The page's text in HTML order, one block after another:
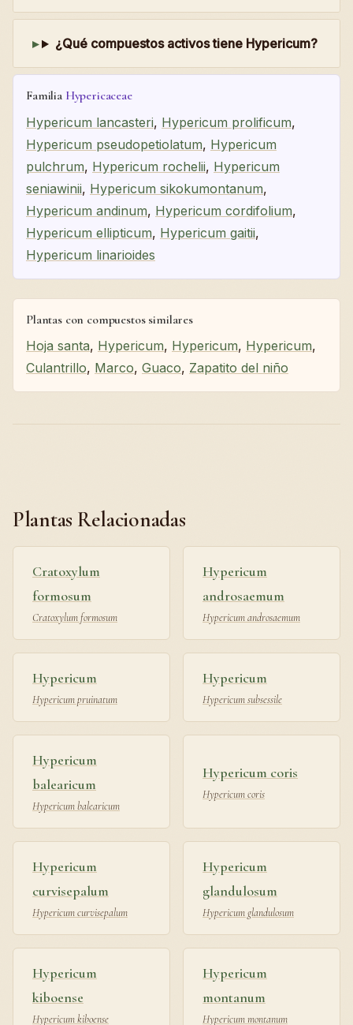
¿Qué compuestos activos tiene Hypericum?
Familia Hypericaceae
Hypericum lancasteri, Hypericum prolificum,
Hypericum pseudopetiolatum, Hypericum
pulchrum, Hypericum rochelii, Hypericum
seniawinii, Hypericum sikokumontanum,
Hypericum andinum, Hypericum cordifolium,
Hypericum ellipticum, Hypericum gaitii,
Hypericum linarioides
Plantas con compuestos similares
Hoja santa, Hypericum, Hypericum, Hypericum,
Culantrillo, Marco, Guaco, Zapatito del niño
Plantas Relacionadas
Cratoxylum
formosum
Cratoxylum formosum
Hypericum
androsaemum
Hypericum androsaemum
Hypericum
Hypericum pruinatum
Hypericum
Hypericum subsessile
Hypericum
balearicum
Hypericum balearicum
Hypericum coris
Hypericum coris
Hypericum
curvisepalum
Hypericum curvisepalum
Hypericum
glandulosum
Hypericum glandulosum
Hypericum
kiboense
Hypericum kiboense
Hypericum
montanum
Hypericum montanum